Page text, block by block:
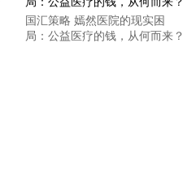
国汇策略 嫣然医院的现实困
局：公益医疗的钱，从何而来？